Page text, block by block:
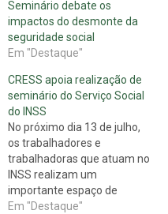
Seminário debate os
impactos do desmonte da
seguridade social
Em "Destaque"
CRESS apoia realização de
seminário do Serviço Social
do INSS
No próximo dia 13 de julho,
os trabalhadores e
trabalhadoras que atuam no
INSS realizam um
importante espaço de
debates acerca da política da
Em "Destaque"